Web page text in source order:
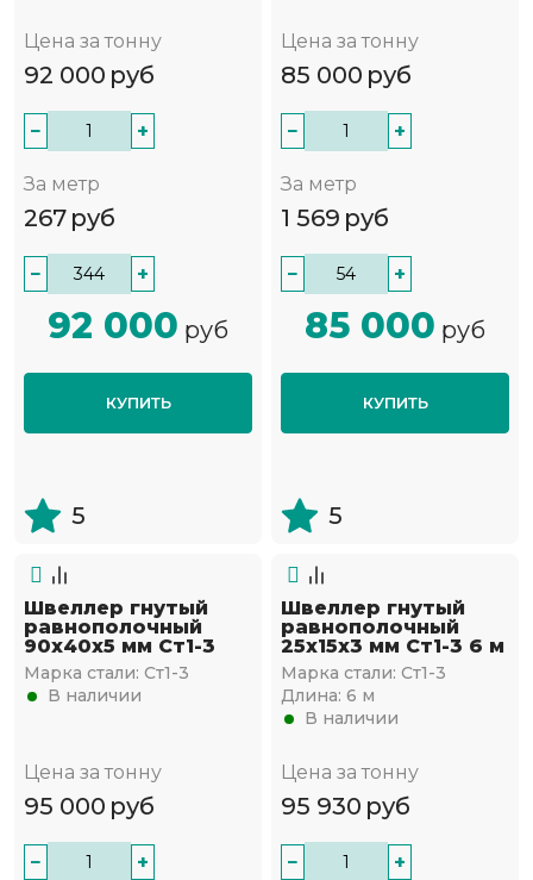
Цена за тонну
92 000 руб
− +
За метр
267 руб
− +
92 000 руб
КУПИТЬ
5
Цена за тонну
85 000 руб
− +
За метр
1 569 руб
− +
85 000 руб
КУПИТЬ
5
Швеллер гнутый
равнополочный
90х40х5 мм Ст1-3
Марка стали: Ст1-3
В наличии
Цена за тонну
95 000 руб
− +
Швеллер гнутый
равнополочный
25х15х3 мм Ст1-3 6 м
Марка стали: Ст1-3
Длина: 6 м
В наличии
Цена за тонну
95 930 руб
− +